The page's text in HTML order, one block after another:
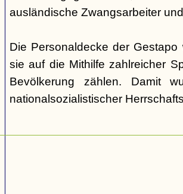
ausländische Zwangsarbeiter
Die Personaldecke der
sie auf die Mithilfe zahlreicher
Bevölkerung zählen. Damit
nationalsozialistischer